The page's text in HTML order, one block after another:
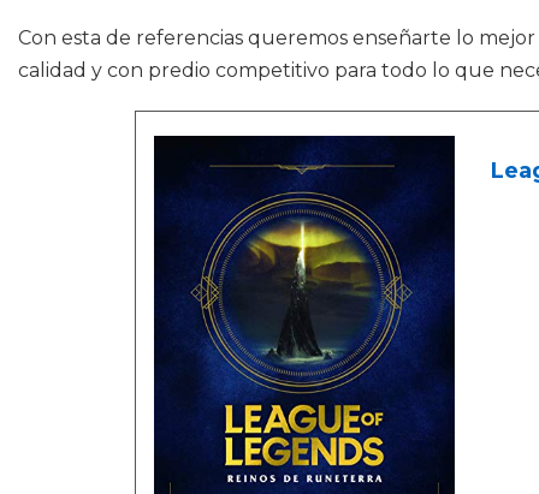
Con esta de referencias queremos enseñarte lo
calidad y con predio competitivo para todo lo que